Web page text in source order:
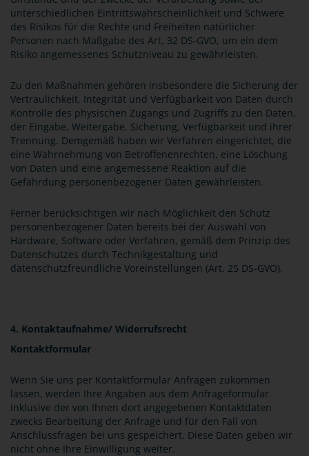
unterschiedlichen Eintrittswahrscheinlichkeit und Schwere
des Risikos für die Rechte und Freiheiten natürlicher
Personen nach Maßgabe des Art. 32 DS-GVO, um ein dem
Risiko angemessenes Schutzniveau zu gewährleisten.
Zu den Maßnahmen gehören insbesondere die Sicherung der
Vertraulichkeit, Integrität und Verfügbarkeit von Daten durch
Kontrolle des physischen Zugangs und Zugriffs zu den Daten,
der Eingabe, Weitergabe, Sicherung, Verfügbarkeit und ihrer
Trennung. Demgemäß haben wir Verfahren eingerichtet, die
eine Wahrnehmung von Betroffenenrechten, eine Löschung
von Daten und eine angemessene Reaktion auf die
Gefährdung personenbezogener Daten gewährleisten.
Ferner berücksichtigen wir nach Möglichkeit den Schutz
personenbezogener Daten bereits bei der Auswahl von
Hardware, Software oder Verfahren, gemäß dem Prinzip des
Datenschutzes durch Technikgestaltung und
datenschutzfreundliche Voreinstellungen (Art. 25 DS-GVO).
4. Kontaktaufnahme/ Widerrufsrecht
Kontaktformular
Wenn Sie uns per Kontaktformular Anfragen zukommen
lassen, werden Ihre Angaben aus dem Anfrageformular
inklusive der von Ihnen dort angegebenen Kontaktdaten
zwecks Bearbeitung der Anfrage und für den Fall von
Anschlussfragen bei uns gespeichert. Diese Daten geben wir
nicht ohne Ihre Einwilligung weiter.